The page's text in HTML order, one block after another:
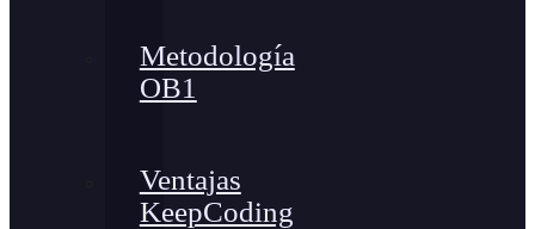
Metodología
OB1
Ventajas
KeepCoding